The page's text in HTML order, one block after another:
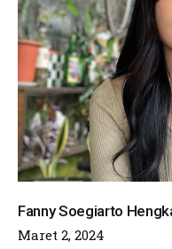
Fanny Soegiarto
Maret 2, 2024